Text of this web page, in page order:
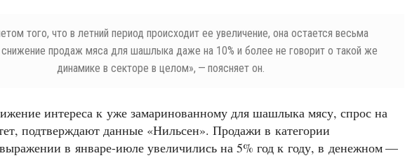
того, что в летний период происходит ее увеличение, она остается весьма
продаж мяса для шашлыка даже на 10% и более не говорит о такой же
динамике в секторе в целом», — поясняет он.
интереса к уже замаринованному для шашлыка мясу, спрос на
подтверждают данные «Нильсен». Продажи в категории
в январе-июле увеличились на 5% год к году, в денежном —